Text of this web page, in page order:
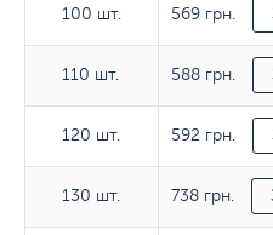
100 шт.
110 шт.
120 шт.
130 шт.
100 шт. 569 грн.
110 шт. 588 грн.
120 шт. 592 грн.
130 шт. 738 грн.